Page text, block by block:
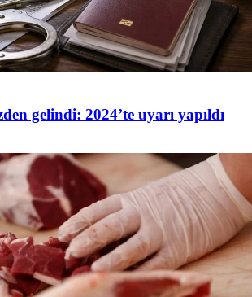
gelindi: 2024’te uyarı yapıldı